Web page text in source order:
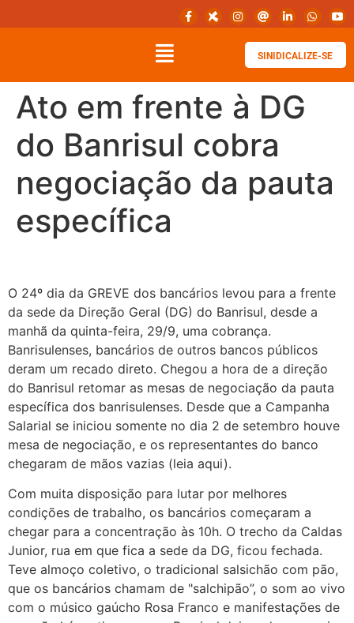
SINIDICALIZE-SE
Ato em frente à DG
do Banrisul cobra
negociação da pauta
específica
O 24º dia da GREVE dos bancários levou para a frente
da sede da Direção Geral (DG) do Banrisul, desde a
manhã da quinta-feira, 29/9, uma cobrança.
Banrisulenses, bancários de outros bancos públicos
deram um recado direto. Chegou a hora de a direção
do Banrisul retomar as mesas de negociação da pauta
específica dos banrisulenses. Desde que a Campanha
Salarial se iniciou somente no dia 2 de setembro houve
mesa de negociação, e os representantes do banco
chegaram de mãos vazias (leia aqui).
Com muita disposição para lutar por melhores
condições de trabalho, os bancários começaram a
chegar para a concentração às 10h. O trecho da Caldas
Junior, rua em que fica a sede da DG, ficou fechada.
Teve almoço coletivo, o tradicional salsichão com pão,
que os bancários chamam de "salchipão”, o som ao vivo
com o músico gaúcho Rosa Franco e manifestações de